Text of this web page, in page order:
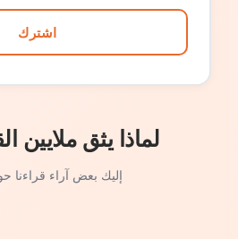
اشترك
لماذا يثق ملايين
إليك بعض آراء قراءنا